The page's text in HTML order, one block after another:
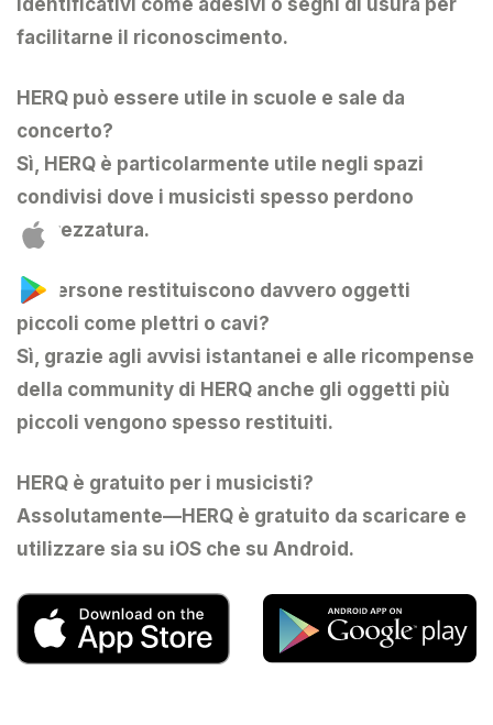
facilitarne il riconoscimento.
HERQ può essere utile in scuole e sale da
concerto?
Sì, HERQ è particolarmente utile negli spazi
condivisi dove i musicisti spesso perdono
l’attrezzatura.
Le persone restituiscono davvero oggetti
piccoli come plettri o cavi?
Sì, grazie agli avvisi istantanei e alle ricompense
della community di HERQ anche gli oggetti più
piccoli vengono spesso restituiti.
HERQ è gratuito per i musicisti?
Assolutamente—HERQ è gratuito da scaricare e
utilizzare sia su iOS che su Android.